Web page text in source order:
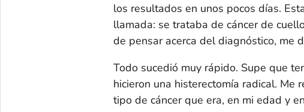
los resultados en unos pocos días.
llamada: se trataba de cáncer de
de pensar acerca del diagnóstico, me
Todo sucedió muy rápido. Supe que
hicieron una histerectomía radical. Me
tipo de cáncer que era, en mi edad y